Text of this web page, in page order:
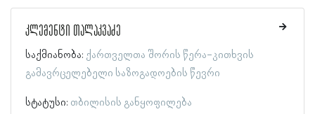
კლემენტი თალაკვაძე
საქმიანობა: ქართველთა შორის წერა-კითხვის
გამავრცელებელი საზოგადოების წევრი
სტატუსი: თბილისის განყოფილება